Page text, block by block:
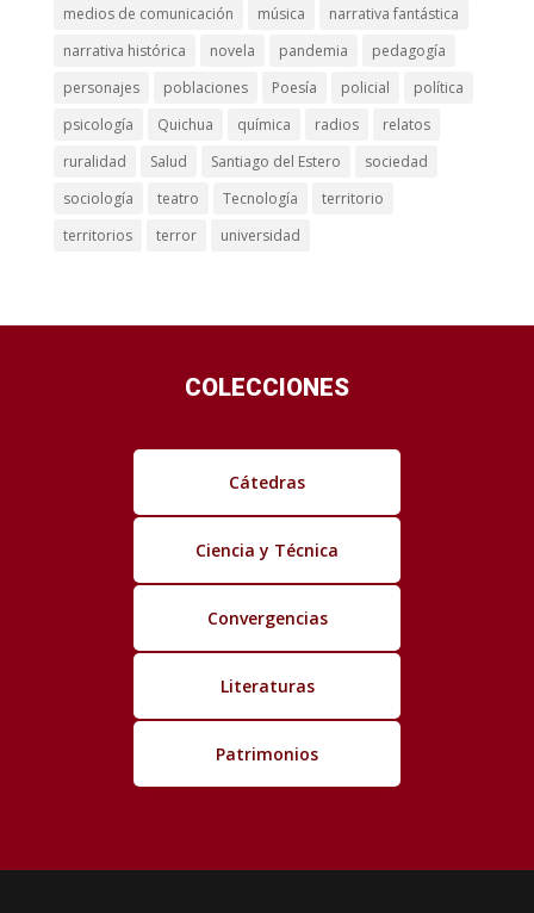
medios de comunicación
música
narrativa fantástica
narrativa histórica
novela pandemia
pedagogía
personajes
poblaciones Poesía policial
política
psicología
Quichua química radios
relatos
ruralidad
Salud Santiago del Estero
sociedad
sociología
teatro Tecnología
territorio
territorios
terror universidad
COLECCIONES
Cátedras
Ciencia y Técnica
Convergencias
Literaturas
Patrimonios